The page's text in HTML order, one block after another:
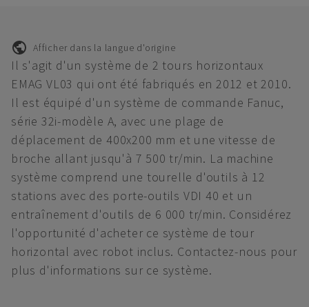
Afficher dans la langue d'origine
Il s'agit d'un système de 2 tours horizontaux
EMAG VL03 qui ont été fabriqués en 2012 et 2010.
Il est équipé d'un système de commande Fanuc,
série 32i-modèle A, avec une plage de
déplacement de 400x200 mm et une vitesse de
broche allant jusqu'à 7 500 tr/min. La machine
système comprend une tourelle d'outils à 12
stations avec des porte-outils VDI 40 et un
entraînement d'outils de 6 000 tr/min. Considérez
l'opportunité d'acheter ce système de tour
horizontal avec robot inclus. Contactez-nous pour
plus d'informations sur ce système.